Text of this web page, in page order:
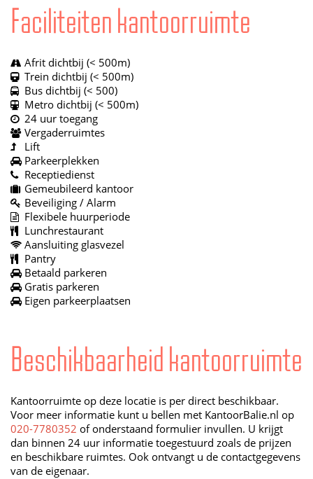
Faciliteiten kantoorruimte
Afrit dichtbij (< 500m)
Trein dichtbij (< 500m)
Bus dichtbij (< 500)
Metro dichtbij (< 500m)
24 uur toegang
Vergaderruimtes
Lift
Parkeerplekken
Receptiedienst
Gemeubileerd kantoor
Beveiliging / Alarm
Flexibele huurperiode
Lunchrestaurant
Aansluiting glasvezel
Pantry
Betaald parkeren
Gratis parkeren
Eigen parkeerplaatsen
Beschikbaarheid kantoorruimte
Kantoorruimte op deze locatie is per direct beschikbaar.
Voor meer informatie kunt u bellen met KantoorBalie.nl op
020-7780352 of onderstaand formulier invullen. U krijgt
dan binnen 24 uur informatie toegestuurd zoals de prijzen
en beschikbare ruimtes. Ook ontvangt u de contactgegevens
van de eigenaar.